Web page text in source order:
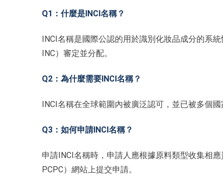
Q1：什麼是INCI名稱？
INCI名稱是國際公認的用於識別化妝品成分的系
INC）審定並分配。
Q2：為什麼需要INCI名稱？
INCI名稱在全球範圍內被廣泛認可，並已被多個
Q3：如何申請INCI名稱？
申請INCI名稱時，申請人應根據原料類型收集相
PCPC）網站上提交申請。